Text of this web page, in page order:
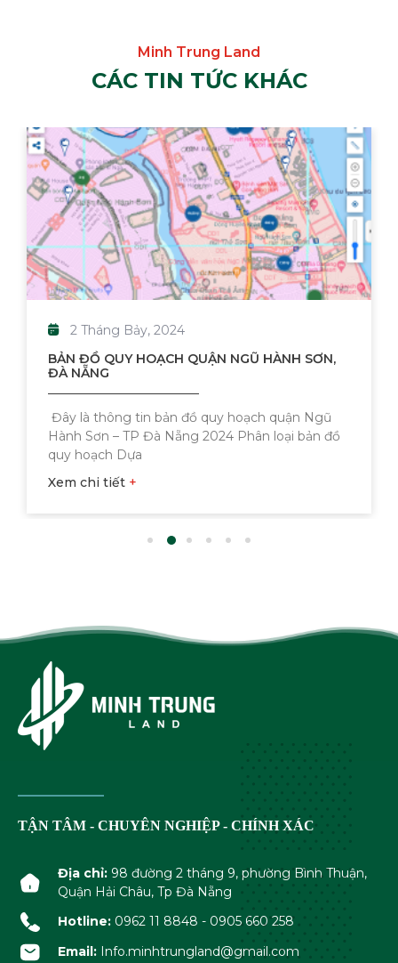
CÁC TIN TỨC KHÁC
BẢN ĐỒ QUY HOẠCH QUẬN NGŨ HÀNH SƠN,
ĐÀ NẴNG
2 Tháng Bảy, 2024
Đây là thông tin bản đồ quy hoạch quận Ngũ
Hành Sơn – TP Đà Nẵng 2024 Phân loại bản đồ
quy hoạch Dựa
Xem chi tiết
TẬN TÂM - CHUYÊN NGHIỆP - CHÍNH XÁC
Địa chỉ:98 đường 2 tháng 9, phường Bình Thuận,
Quận Hải Châu, Tp Đà Nẵng
Hotline:0962 11 8848 - 0905 660 258
Email:Info.minhtrungland@gmail.com